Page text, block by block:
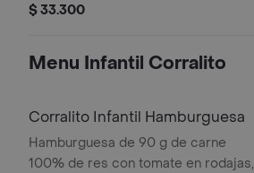
tocineta picada, papa callejera,
bebida PET
$ 33.300
Menu Infantil Corralito
Corralito Infantil Hamburguesa
Hamburguesa de 90 g de carne
100% de res con tomate en rodajas,